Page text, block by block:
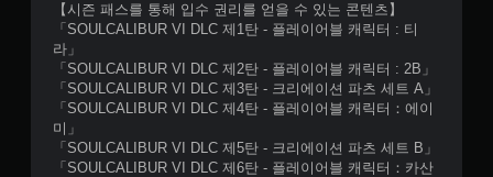
【시즌 패스를 통해 입수 권리를 얻을 수 있는 콘텐츠】
「SOULCALIBUR VI DLC 제1탄 - 플레이어블 캐릭터 : 티
라」
「SOULCALIBUR VI DLC 제2탄 - 플레이어블 캐릭터 : 2B」
「SOULCALIBUR VI DLC 제3탄 - 크리에이션 파츠 세트 A」
「SOULCALIBUR VI DLC 제4탄 - 플레이어블 캐릭터：에이
미」
「SOULCALIBUR VI DLC 제5탄 - 크리에이션 파츠 세트 B」
「SOULCALIBUR VI DLC 제6탄 - 플레이어블 캐릭터：카산